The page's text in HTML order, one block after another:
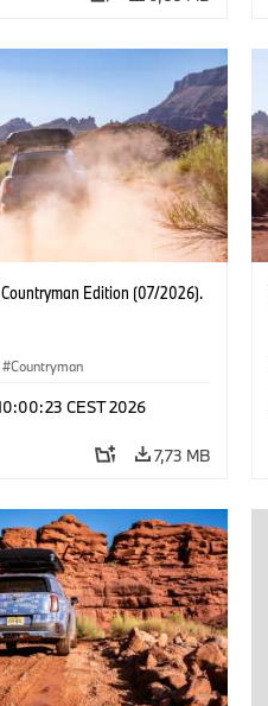
Edition (07/2026).
Countryman
CEST 2026
7,73 MB